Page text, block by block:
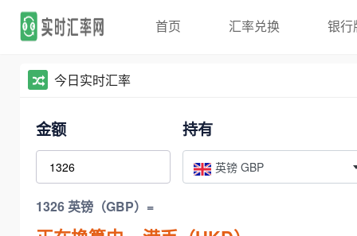
首页 汇率兑换 银行
今日实时汇率
金额 持有
英镑 GBP
1326 英镑（GBP）=